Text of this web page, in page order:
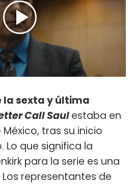
la sexta y última
Call Saulestaba en
tras su inicio
Lo que significa la
para la serie es una
representantes de